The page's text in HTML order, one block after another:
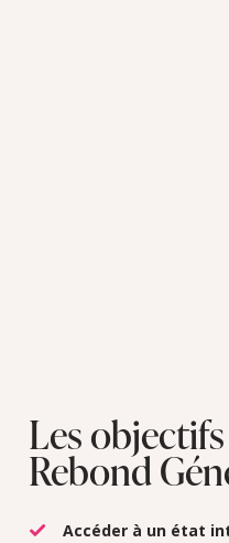
Les
Rebond
Accéder à un état